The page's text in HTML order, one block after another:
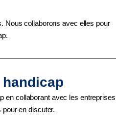
Nous collaborons avec elles pour
en collaborant avec les entreprises
en discuter.